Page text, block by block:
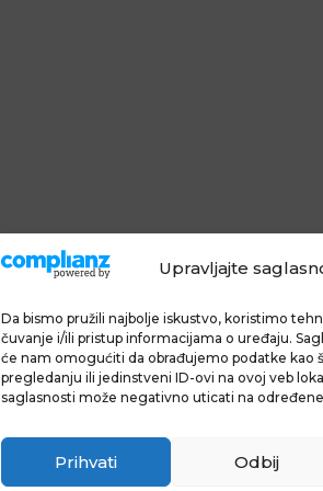
Upravljajte
Da bismo pružili najbolje iskustvo, koristimo
čuvanje i/ili pristup informacijama o uređaju.
će nam omogućiti da obrađujemo podatke kao
pregledanju ili jedinstveni ID-ovi na ovoj veb
saglasnosti može negativno uticati na
Prihvati Odbij
ŠOPING
HRANA I PIĆE
INFORMACIJE